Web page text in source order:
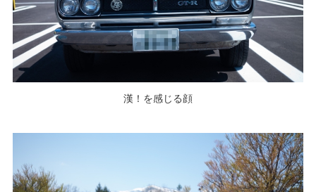
漢！を感じる顔